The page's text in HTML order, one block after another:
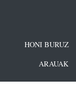
HONI BURUZ
ARAUAK